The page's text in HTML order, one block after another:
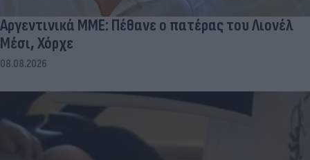
Αργεντινικά ΜΜΕ: Πέθανε ο πατέρας του Λιονέλ
Μέσι, Χόρχε
08.08.2026